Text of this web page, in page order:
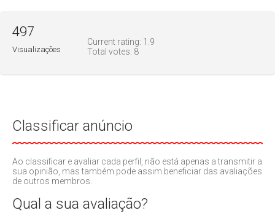
Current rating: 1.9
Total votes: 8
497
Visualizações
Classificar anúncio
Ao classificar e avaliar cada perfil, não está apenas a transmitir a
sua opinião, mas também pode assim beneficiar das avaliações
de outros membros.
Qual a sua avaliação?